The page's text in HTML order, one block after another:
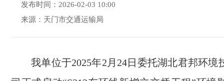
发布时间：2026-02-03 10:00
来源：天门市交通运输局
我单位于2025年2月24日委托湖北君邦环境